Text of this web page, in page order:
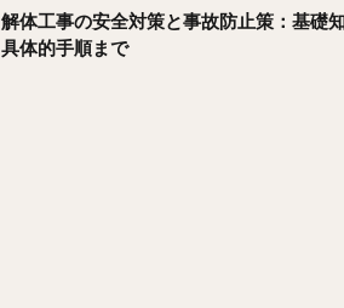
解体工事の安全対策と事故防止策：基礎
具体的手順まで